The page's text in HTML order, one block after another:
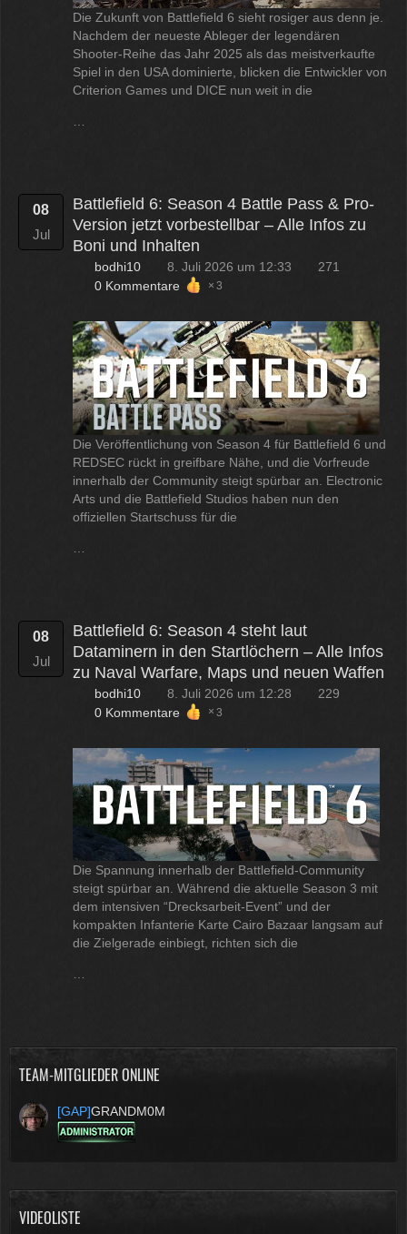
Die Zukunft von Battlefield 6 sieht rosiger aus denn je.
Nachdem der neueste Ableger der legendären
Shooter-Reihe das Jahr 2025 als das meistverkaufte
Spiel in den USA dominierte, blicken die Entwickler von
Criterion Games und DICE nun weit in die
…
08
Jul
Battlefield 6: Season 4 Battle Pass & Pro-
Version jetzt vorbestellbar – Alle Infos zu
Boni und Inhalten
bodhi10 8. Juli 2026 um 12:33
271
0 Kommentare
3
Die Veröffentlichung von Season 4 für Battlefield 6 und
REDSEC rückt in greifbare Nähe, und die Vorfreude
innerhalb der Community steigt spürbar an. Electronic
Arts und die Battlefield Studios haben nun den
offiziellen Startschuss für die
08
Jul
Battlefield 6: Season 4 steht laut
Dataminern in den Startlöchern – Alle Infos
zu Naval Warfare, Maps und neuen Waffen
bodhi10 8. Juli 2026 um 12:28
229
0 Kommentare
3
Die Spannung innerhalb der Battlefield-Community
steigt spürbar an. Während die aktuelle Season 3 mit
dem intensiven “Drecksarbeit-Event” und der
kompakten Infanterie Karte Cairo Bazaar langsam auf
die Zielgerade einbiegt, richten sich die
TEAM-MITGLIEDER ONLINE
[GAP]GRANDM0M
VIDEOLISTE